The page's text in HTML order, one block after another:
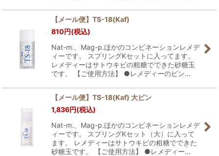
【メール便】TS-18(Kaf)
810円(税込)
Nat-m.、Mag-p.ほかのコンビネーションレメデ
ィーです。 スプリングKセットに入ってます。
レメディーはサトウキビの粗糖でできた砂糖玉
です。 【ご使用方法】 ●レメディーのビン…
【メール便】TS-18(Kaf) 大ビン
1,836円(税込)
Nat-m.、Mag-p.ほかのコンビネーションレメデ
ィーです。 スプリングKセット（大）に入って
ます。 レメディーはサトウキビの粗糖でできた
砂糖玉です。 【ご使用方法】 ●レメディー…